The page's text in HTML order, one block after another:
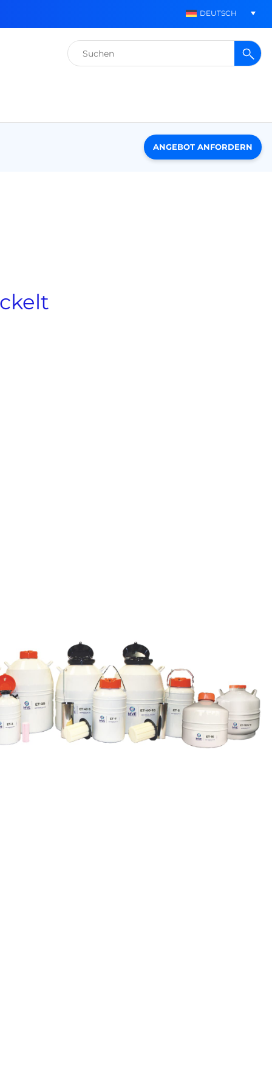
DEUTSCH
Suchen
nach:
ANGEBOT ANFORDERN